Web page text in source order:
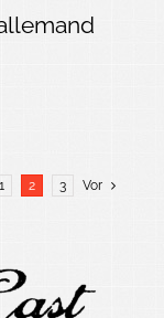
1 2 3 Vor